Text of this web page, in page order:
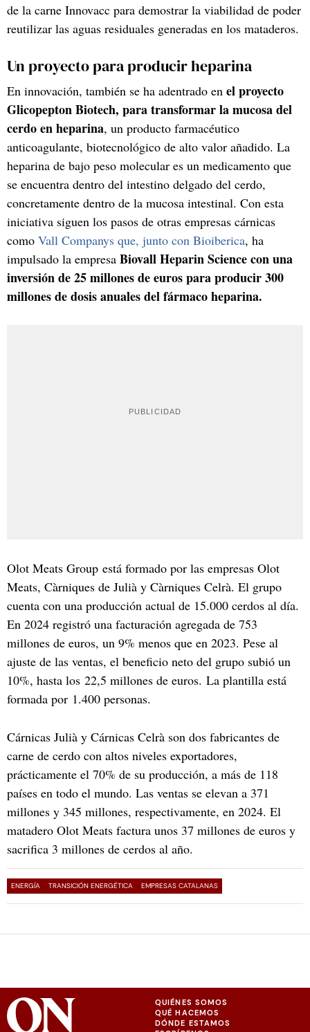
de la carne Innovacc para demostrar la viabilidad de poder
reutilizar las aguas residuales generadas en los mataderos.
Un proyecto para producir heparina
En innovación, también se ha adentrado en el proyecto
Glicopepton Biotech, para transformar la mucosa del
cerdo en heparina, un producto farmacéutico
anticoagulante, biotecnológico de alto valor añadido. La
heparina de bajo peso molecular es un medicamento que
se encuentra dentro del intestino delgado del cerdo,
concretamente dentro de la mucosa intestinal. Con esta
iniciativa siguen los pasos de otras empresas cárnicas
como Vall Companys que, junto con Bioiberica, ha
impulsado la empresa Biovall Heparin Science con una
inversión de 25 millones de euros para producir 300
millones de dosis anuales del fármaco heparina.
Olot Meats Group está formado por las empresas Olot
Meats, Càrniques de Julià y Càrniques Celrà. El grupo
cuenta con una producción actual de 15.000 cerdos al día.
En 2024 registró una facturación agregada de 753
millones de euros, un 9% menos que en 2023. Pese al
ajuste de las ventas, el beneficio neto del grupo subió un
10%, hasta los 22,5 millones de euros. La plantilla está
formada por 1.400 personas.
Cárnicas Julià y Cárnicas Celrà son dos fabricantes de
carne de cerdo con altos niveles exportadores,
prácticamente el 70% de su producción, a más de 118
países en todo el mundo. Las ventas se elevan a 371
millones y 345 millones, respectivamente, en 2024. El
matadero Olot Meats factura unos 37 millones de euros y
sacrifica 3 millones de cerdos al año.
ENERGÍA TRANSICIÓN ENERGÉTICA EMPRESAS CATALANAS
QUIÉNES SOMOS
QUÉ HACEMOS
DÓNDE ESTAMOS